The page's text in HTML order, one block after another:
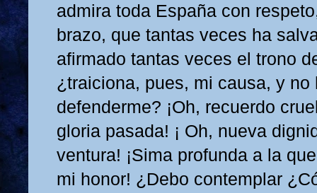
admira toda España con
brazo, que tantas veces ha
afirmado tantas veces el trono
¿traiciona, pues, mi causa, y no
defenderme? ¡Oh, recuerdo
gloria pasada! ¡ Oh, nueva
ventura! ¡Sima profunda a la
mi honor! ¿Debo contemplar